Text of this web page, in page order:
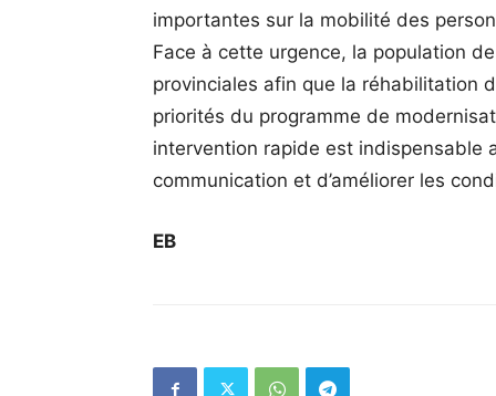
importantes sur la mobilité des
Face à cette urgence, la population
provinciales afin que la réhabilitation
priorités du programme de
intervention rapide est indispensable
communication et d’améliorer les
EB